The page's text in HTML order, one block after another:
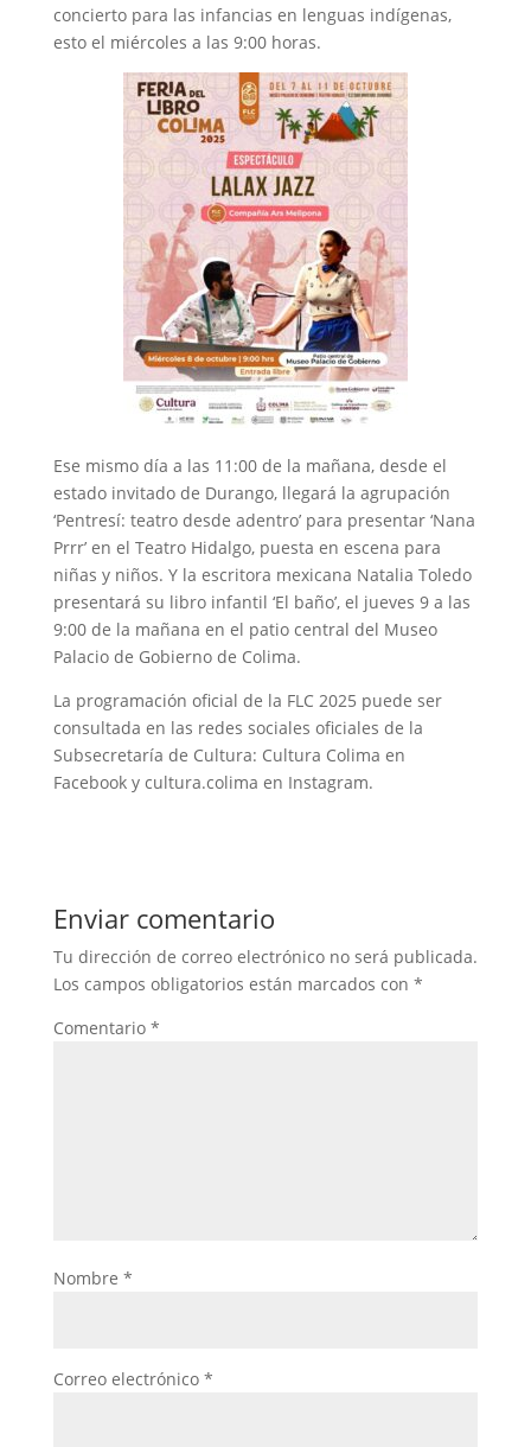
concierto para las infancias en lenguas indígenas,
esto el miércoles a las 9:00 horas.
Ese mismo día a las 11:00 de la mañana, desde el
estado invitado de Durango, llegará la agrupación
‘Pentresí: teatro desde adentro’ para presentar ‘Nana
Prrr’ en el Teatro Hidalgo, puesta en escena para
niñas y niños. Y la escritora mexicana Natalia Toledo
presentará su libro infantil ‘El baño’, el jueves 9 a las
9:00 de la mañana en el patio central del Museo
Palacio de Gobierno de Colima.
La programación oficial de la FLC 2025 puede ser
consultada en las redes sociales oficiales de la
Subsecretaría de Cultura: Cultura Colima en
Facebook y cultura.colima en Instagram.
Enviar comentario
Tu dirección de correo electrónico no será publicada.
Los campos obligatorios están marcados con *
Comentario *
Nombre *
Correo electrónico *